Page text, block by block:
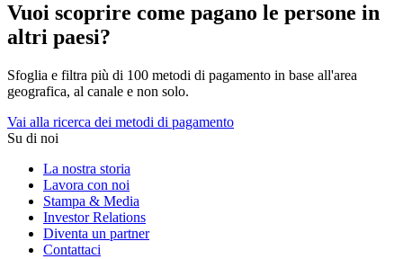
Vuoi scoprire come pagano le persone in
altri paesi?
Sfoglia e filtra più di 100 metodi di pagamento in base all'area
geografica, al canale e non solo.
Vai alla ricerca dei metodi di pagamento
Su di noi
La nostra storia
Lavora con noi
Stampa & Media
Investor Relations
Diventa un partner
Contattaci